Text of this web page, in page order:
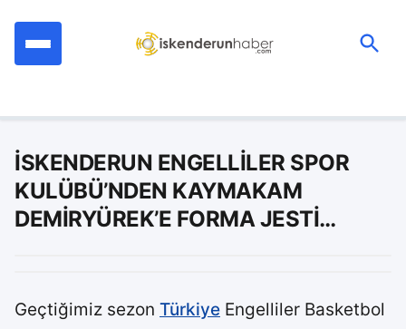
İSKENDERUN ENGELLİLER SPOR
KULÜBÜ’NDEN KAYMAKAM
DEMİRYÜREK’E FORMA JESTİ…
Geçtiğimiz sezon Türkiye Engelliler Basketbol